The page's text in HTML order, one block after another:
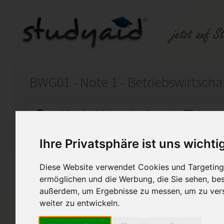
Ihre Privatsphäre ist uns
Diese Website verwendet Cookies und
ermöglichen und die Werbung, die Sie sehen,
außerdem, um Ergebnisse zu messen, um zu
weiter zu entwickeln.
Auf StudyAid.de verkaufen
Startseite Wirtschaft
100 von 100 Punkte
Ich biete hier meine selbst
genannte ESA an. Diese
von 100 Punkten bewertet.